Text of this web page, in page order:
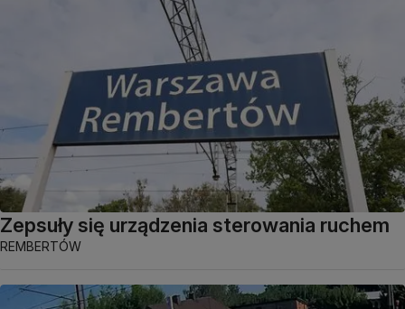
Zepsuły się urządzenia sterowania ruchem
REMBERTÓW